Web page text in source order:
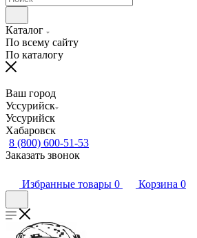
Каталог
По всему сайту
По каталогу
Ваш город
Уссурийск
Уссурийск
Хабаровск
8 (800) 600-51-53
Заказать звонок
Избранные товары 0 Корзина 0